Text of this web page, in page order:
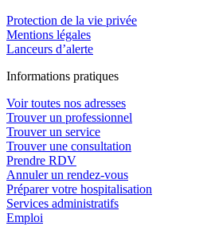
Protection de la vie privée
Mentions légales
Lanceurs d’alerte
Informations pratiques
Voir toutes nos adresses
Trouver un professionnel
Trouver un service
Trouver une consultation
Prendre RDV
Annuler un rendez-vous
Préparer votre hospitalisation
Services administratifs
Emploi​